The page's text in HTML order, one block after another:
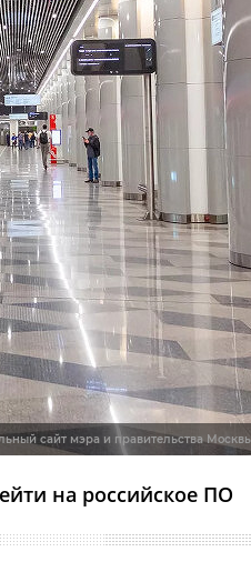
сайт мэра и правительства
на российское ПО